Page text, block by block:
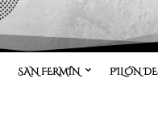
SAN FERMÍN PILÓN DE